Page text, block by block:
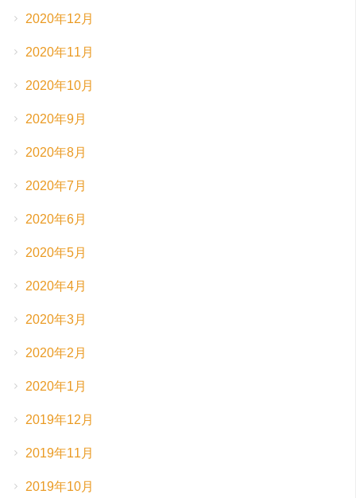
2020年12月
2020年11月
2020年10月
2020年9月
2020年8月
2020年7月
2020年6月
2020年5月
2020年4月
2020年3月
2020年2月
2020年1月
2019年12月
2019年11月
2019年10月